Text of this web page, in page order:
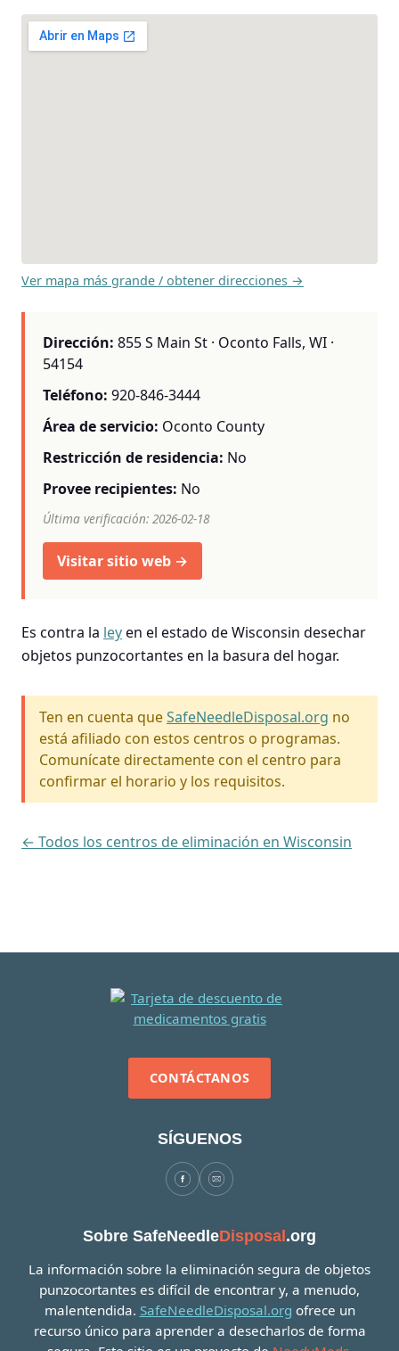
Ver mapa más grande / obtener direcciones →
Dirección: 855 S Main St · Oconto Falls, WI ·
54154
Teléfono: 920-846-3444
Área de servicio: Oconto County
Restricción de residencia: No
Provee recipientes: No
Última verificación: 2026-02-18
Visitar sitio web →
Es contra la leyen el estado de Wisconsin desechar
objetos punzocortantes en la basura del hogar.
Ten en cuenta queSafeNeedleDisposal.org no
está afiliado con estos centros o programas.
Comunícate directamente con el centro para
confirmar el horario y los requisitos.
← Todos los centros de eliminación en Wisconsin
CONTÁCTANOS
SÍGUENOS
Sobre SafeNeedleDisposal.org
La información sobre la eliminación segura de objetos
punzocortantes es difícil de encontrar y, a menudo,
malentendida. SafeNeedleDisposal.org ofrece un
recurso único para aprender a desecharlos de forma